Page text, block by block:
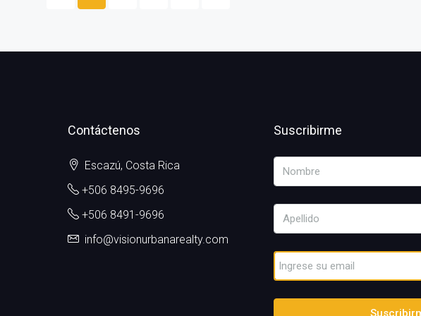
Contáctenos
Escazú, Costa Rica
+506 8495-9696
+506 8491-9696
info@visionurbanarealty.com
Suscribirme